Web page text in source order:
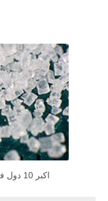
اكبر 10 دول في انتاج السكر في العالم 2022